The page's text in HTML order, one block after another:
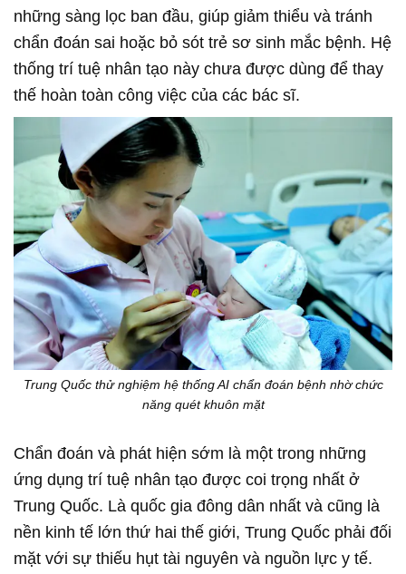
những sàng lọc ban đầu, giúp giảm thiểu và tránh
chẩn đoán sai hoặc bỏ sót trẻ sơ sinh mắc bệnh. Hệ
thống trí tuệ nhân tạo này chưa được dùng để thay
thế hoàn toàn công việc của các bác sĩ.
Trung Quốc thử nghiệm hệ thống AI chẩn đoán bệnh nhờ chức
năng quét khuôn mặt
Chẩn đoán và phát hiện sớm là một trong những
ứng dụng trí tuệ nhân tạo được coi trọng nhất ở
Trung Quốc. Là quốc gia đông dân nhất và cũng là
nền kinh tế lớn thứ hai thế giới, Trung Quốc phải đối
mặt với sự thiếu hụt tài nguyên và nguồn lực y tế.